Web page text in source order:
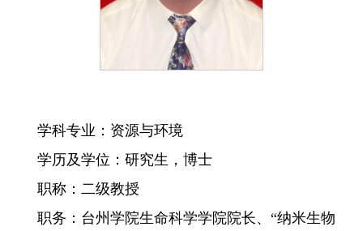
学科专业：资源与环境
学历及学位：研究生，博士
职称：二级教授
职务：台州学院生命科学学院院长、 “纳米生物